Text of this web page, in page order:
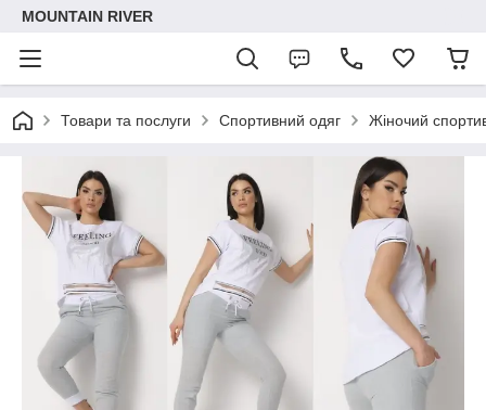
MOUNTAIN RIVER
Товари та послуги Спортивний одяг Жіночий